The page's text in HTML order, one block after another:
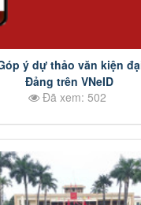
ý dự thảo văn kiện
Đảng trên VNeID
Đã xem: 502